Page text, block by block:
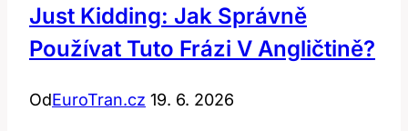
Just Kidding: Jak Správně
Používat Tuto Frázi V Angličtině?
OdEuroTran.cz 19. 6. 2026